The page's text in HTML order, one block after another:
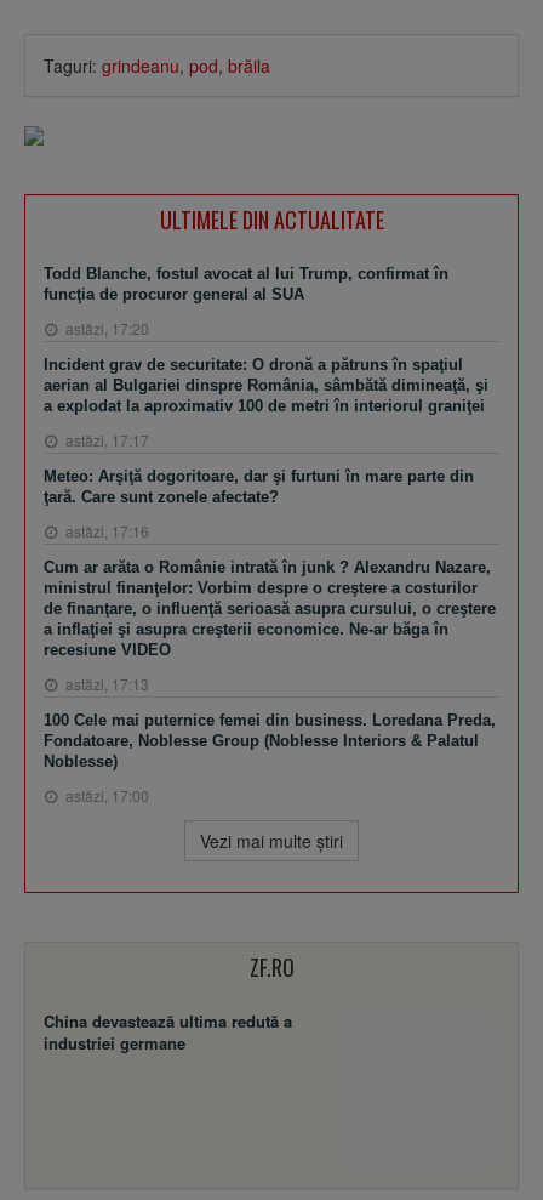
Taguri: grindeanu, pod, brăila
ULTIMELE DIN ACTUALITATE
Todd Blanche, fostul avocat al lui Trump, confirmat în
funcţia de procuror general al SUA
astăzi, 17:20
Incident grav de securitate: O dronă a pătruns în spaţiul
aerian al Bulgariei dinspre România, sâmbătă dimineaţă, şi
a explodat la aproximativ 100 de metri în interiorul graniţei
astăzi, 17:17
Meteo: Arşiţă dogoritoare, dar şi furtuni în mare parte din
ţară. Care sunt zonele afectate?
astăzi, 17:16
Cum ar arăta o Românie intrată în junk ? Alexandru Nazare,
ministrul finanţelor: Vorbim despre o creştere a costurilor
de finanţare, o influenţă serioasă asupra cursului, o creştere
a inflaţiei şi asupra creşterii economice. Ne-ar băga în
recesiune VIDEO
astăzi, 17:13
100 Cele mai puternice femei din business. Loredana Preda,
Fondatoare, Noblesse Group (Noblesse Interiors & Palatul
Noblesse)
astăzi, 17:00
Vezi mai multe ştiri
ZF.RO
China devastează ultima redută a
industriei germane